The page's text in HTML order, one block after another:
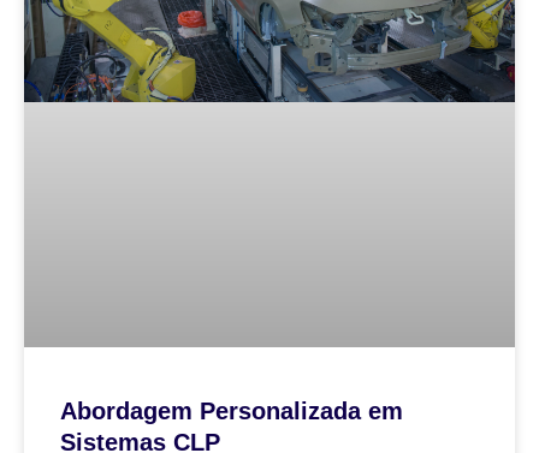
Abordagem Personalizada em
Sistemas CLP